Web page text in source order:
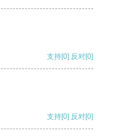
支持[0] 反对[0]
支持[0] 反对[0]